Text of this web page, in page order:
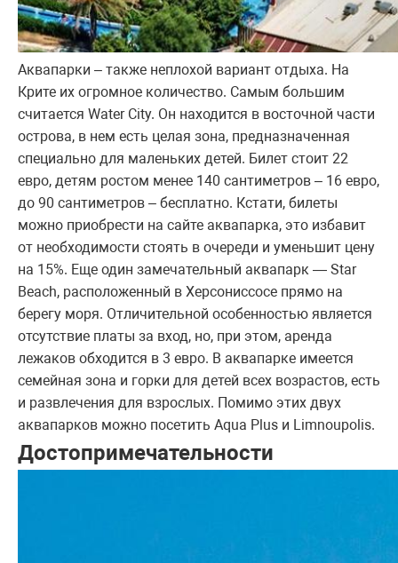
Аквапарки – также неплохой вариант отдыха. На
Крите их огромное количество. Самым большим
считается Water City. Он находится в восточной части
острова, в нем есть целая зона, предназначенная
специально для маленьких детей. Билет стоит 22
евро, детям ростом менее 140 сантиметров – 16 евро,
до 90 сантиметров – бесплатно. Кстати, билеты
можно приобрести на сайте аквапарка, это избавит
от необходимости стоять в очереди и уменьшит цену
на 15%. Еще один замечательный аквапарк — Star
Beach, расположенный в Херсониссосе прямо на
берегу моря. Отличительной особенностью является
отсутствие платы за вход, но, при этом, аренда
лежаков обходится в 3 евро. В аквапарке имеется
семейная зона и горки для детей всех возрастов, есть
и развлечения для взрослых. Помимо этих двух
аквапарков можно посетить Aqua Plus и Limnoupolis.
Достопримечательности